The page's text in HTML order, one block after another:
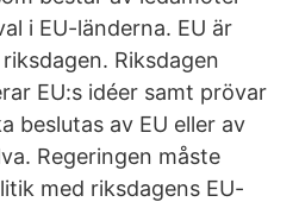
i EU-länderna. EU är
Riksdagen
EU:s idéer samt prövar
beslutas av EU eller av
Regeringen måste
med riksdagens EU-